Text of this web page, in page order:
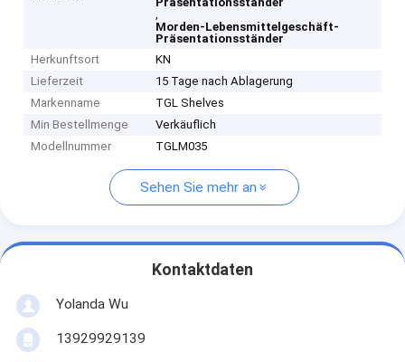
,
Morden-Lebensmittelgeschäft-
Präsentationsständer
Herkunftsort
KN
Lieferzeit
15 Tage nach Ablagerung
Markenname
TGL Shelves
Min Bestellmenge
Verkäuflich
Modellnummer
TGLM035
Sehen Sie mehr an
Kontaktdaten
Yolanda Wu
13929929139